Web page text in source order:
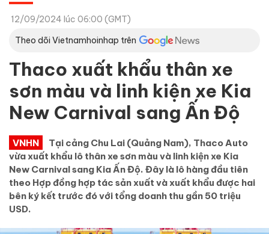
12/09/2024 lúc 06:00 (GMT)
Theo dõi Vietnamhoinhap trên
Thaco xuất khẩu thân xe
sơn màu và linh kiện xe Kia
New Carnival sang Ấn Độ
VNHN
Tại cảng Chu Lai (Quảng Nam), Thaco Auto
vừa xuất khẩu lô thân xe sơn màu và linh kiện xe Kia
New Carnival sang Kia Ấn Độ. Đây là lô hàng đầu tiên
theo Hợp đồng hợp tác sản xuất và xuất khẩu được hai
bên ký kết trước đó với tổng doanh thu gần 50 triệu
USD.